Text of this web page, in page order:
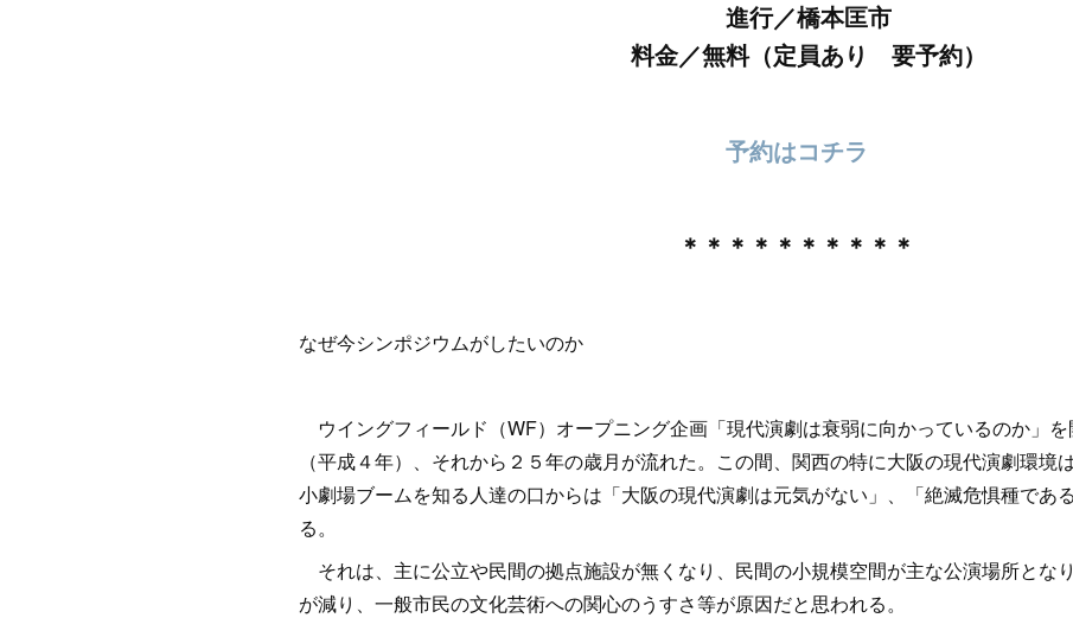
進行／橋本匡市
料金／無料（定員あり 要予約）
予約はコチラ
＊＊＊＊＊＊＊＊＊＊
なぜ今シンポジウムがしたいのか
ウイングフィールド（WF）オープニング企画「現代演劇は衰弱に向かっているのか」
（平成４年）、それから２５年の歳月が流れた。この間、関西の特に大阪の現代演劇環境
小劇場ブームを知る人達の口からは「大阪の現代演劇は元気がない」、「絶滅危惧種であ
る。
それは、主に公立や民間の拠点施設が無くなり、民間の小規模空間が主な公演場所とな
が減り、一般市民の文化芸術への関心のうすさ等が原因だと思われる。